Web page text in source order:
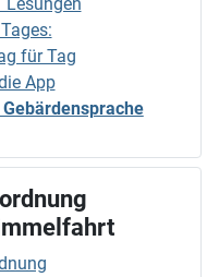
App